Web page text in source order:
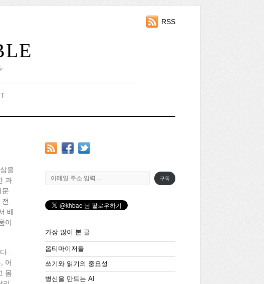
RSS
을
과
문
배
이
.
어
몸
이메일 주소 입력…
구독
가장 많이 본 글
옵티마이저들
쓰기와 읽기의 중요성
병신을 만드는 AI